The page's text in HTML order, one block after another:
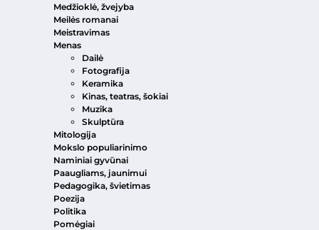
Medžioklė, žvejyba
Meilės romanai
Meistravimas
Menas
Dailė
Fotografija
Keramika
Kinas, teatras, šokiai
Muzika
Skulptūra
Mitologija
Mokslo populiarinimo
Naminiai gyvūnai
Paaugliams, jaunimui
Pedagogika, švietimas
Poezija
Politika
Pomėgiai